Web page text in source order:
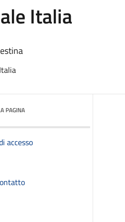
Italia
PAGINA
accesso